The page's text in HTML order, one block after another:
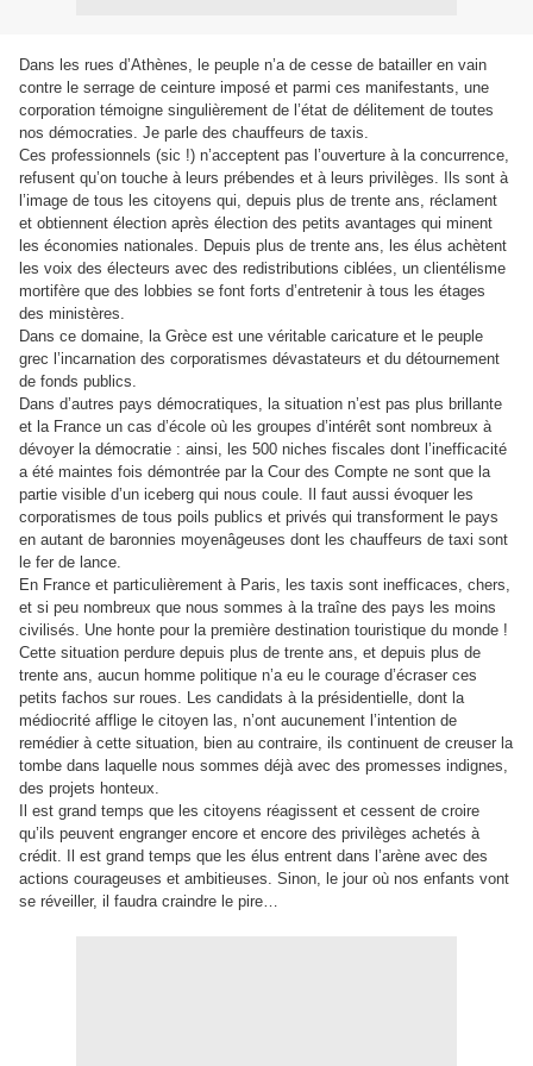
Dans les rues d’Athènes, le peuple n’a de cesse de batailler en vain
contre le serrage de ceinture imposé et parmi ces manifestants, une
corporation témoigne singulièrement de l’état de délitement de toutes
nos démocraties. Je parle des chauffeurs de taxis.
Ces professionnels (sic !) n’acceptent pas l’ouverture à la concurrence,
refusent qu’on touche à leurs prébendes et à leurs privilèges. Ils sont à
l’image de tous les citoyens qui, depuis plus de trente ans, réclament
et obtiennent élection après élection des petits avantages qui minent
les économies nationales. Depuis plus de trente ans, les élus achètent
les voix des électeurs avec des redistributions ciblées, un clientélisme
mortifère que des lobbies se font forts d’entretenir à tous les étages
des ministères.
Dans ce domaine, la Grèce est une véritable caricature et le peuple
grec l’incarnation des corporatismes dévastateurs et du détournement
de fonds publics.
Dans d’autres pays démocratiques, la situation n’est pas plus brillante
et la France un cas d’école où les groupes d’intérêt sont nombreux à
dévoyer la démocratie : ainsi, les 500 niches fiscales dont l’inefficacité
a été maintes fois démontrée par la Cour des Compte ne sont que la
partie visible d’un iceberg qui nous coule. Il faut aussi évoquer les
corporatismes de tous poils publics et privés qui transforment le pays
en autant de baronnies moyenâgeuses dont les chauffeurs de taxi sont
le fer de lance.
En France et particulièrement à Paris, les taxis sont inefficaces, chers,
et si peu nombreux que nous sommes à la traîne des pays les moins
civilisés. Une honte pour la première destination touristique du monde !
Cette situation perdure depuis plus de trente ans, et depuis plus de
trente ans, aucun homme politique n’a eu le courage d’écraser ces
petits fachos sur roues. Les candidats à la présidentielle, dont la
médiocrité afflige le citoyen las, n’ont aucunement l’intention de
remédier à cette situation, bien au contraire, ils continuent de creuser la
tombe dans laquelle nous sommes déjà avec des promesses indignes,
des projets honteux.
Il est grand temps que les citoyens réagissent et cessent de croire
qu’ils peuvent engranger encore et encore des privilèges achetés à
crédit. Il est grand temps que les élus entrent dans l’arène avec des
actions courageuses et ambitieuses. Sinon, le jour où nos enfants vont
se réveiller, il faudra craindre le pire…